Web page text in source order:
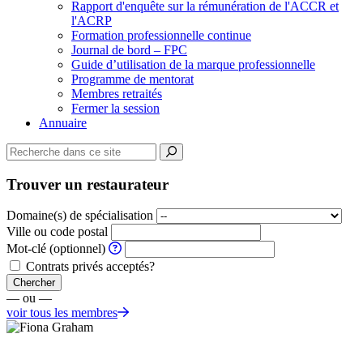
Rapport d'enquête sur la rémunération de l'ACCR et
l'ACRP
Formation professionnelle continue
Journal de bord – FPC
Guide d’utilisation de la marque professionnelle
Programme de mentorat
Membres retraités
Fermer la session
Annuaire
Trouver un restaurateur
Domaine(s) de spécialisation
Ville ou code postal
Mot-clé (optionnel)
Contrats privés acceptés?
Chercher
— ou —
voir tous les membres